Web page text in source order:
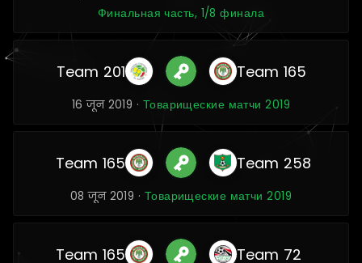
Финальная часть, 1/8 финала
Team 201 Team 165
16 जून 2019 · Товарищеские матчи 2019
Team 165 Team 258
08 जून 2019 · Товарищеские матчи 2019
Team 165 Team 72